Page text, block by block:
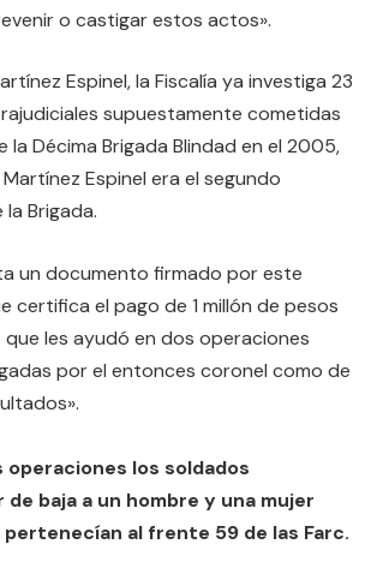
o castigar estos actos».
Espinel, la Fiscalía ya investiga 23
supuestamente cometidas
la Décima Brigada Blindad en el 2005,
Espinel era el segundo
Brigada.
un documento firmado por este
certifica el pago de 1 millón de pesos
les ayudó en dos operaciones
por el entonces coronel como de
operaciones los soldados
baja a un hombre y una mujer
al frente 59 de las Farc.